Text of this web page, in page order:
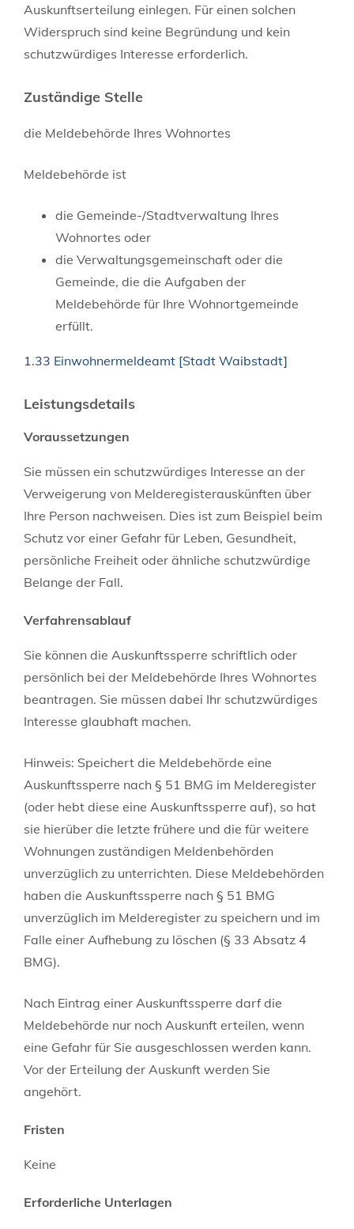
Auskunftserteilung einlegen. Für einen solchen
Widerspruch sind keine Begründung und kein
schutzwürdiges Interesse erforderlich.
Zuständige Stelle
die Meldebehörde Ihres Wohnortes
Meldebehörde ist
die Gemeinde-/Stadtverwaltung Ihres
Wohnortes oder
die Verwaltungsgemeinschaft oder die
Gemeinde, die die Aufgaben der
Meldebehörde für Ihre Wohnortgemeinde
erfüllt.
1.33 Einwohnermeldeamt [Stadt Waibstadt]
Leistungsdetails
Voraussetzungen
Sie müssen ein schutzwürdiges Interesse an der
Verweigerung von Melderegisterauskünften über
Ihre Person nachweisen. Dies ist zum Beispiel beim
Schutz vor einer Gefahr für Leben, Gesundheit,
persönliche Freiheit oder ähnliche schutzwürdige
Belange der Fall.
Verfahrensablauf
Sie können die Auskunftssperre schriftlich oder
persönlich bei der Meldebehörde Ihres Wohnortes
beantragen. Sie müssen dabei Ihr schutzwürdiges
Interesse glaubhaft machen.
Hinweis: Speichert die Meldebehörde eine
Auskunftssperre nach § 51 BMG im Melderegister
(oder hebt diese eine Auskunftssperre auf), so hat
sie hierüber die letzte frühere und die für weitere
Wohnungen zuständigen Meldenbehörden
unverzüglich zu unterrichten. Diese Meldebehörden
haben die Auskunftssperre nach § 51 BMG
unverzüglich im Melderegister zu speichern und im
Falle einer Aufhebung zu löschen (§ 33 Absatz 4
BMG).
Nach Eintrag einer Auskunftssperre darf die
Meldebehörde nur noch Auskunft erteilen, wenn
eine Gefahr für Sie ausgeschlossen werden kann.
Vor der Erteilung der Auskunft werden Sie
angehört.
Fristen
Keine
Erforderliche Unterlagen